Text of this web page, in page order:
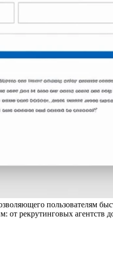
пользователям
рекрутинговых агентств